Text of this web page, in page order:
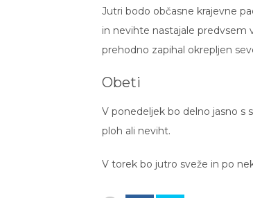
Jutri bodo občasne krajevne
in nevihte nastajale predvsem
prehodno zapihal okrepljen
Obeti
V ponedeljek bo delno jasno s
ploh ali neviht.
V torek bo jutro sveže in po